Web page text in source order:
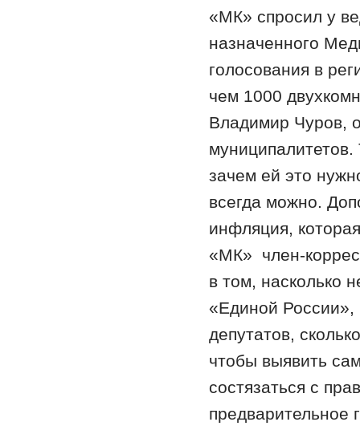
«МК» спросил у
назначенного
голосования в
чем 1000
Владимир Чуров,
муниципалитетов.
зачем ей это
всегда можно.
инфляция,
«МК» член-
в том, насколько
«Единой России»,
депутатов,
чтобы выявить
состязаться с
предварительное